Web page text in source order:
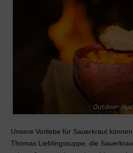
Unsere Vorliebe für Sauerkraut
Thomas Lieblingssuppe, die